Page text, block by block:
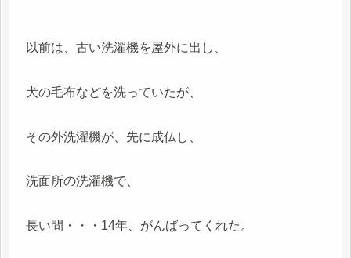
以前は、古い洗濯機を屋外に出し、
犬の毛布などを洗っていたが、
その外洗濯機が、先に成仏し、
洗面所の洗濯機で、
長い間・・・14年、がんばってくれた。